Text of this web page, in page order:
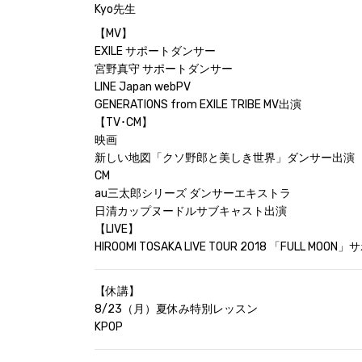
Kyo先生
【MV】
EXILE サポートダンサー
宮野真守 サポートダンサー
LINE Japan webPV
GENERATIONS from EXILE TRIBE MV出演
【TV･CM】
映画
新しい地図「クソ野郎と美しき世界」ダンサー出演
CM
au三太郎シリーズ ダンサーエキストラ
日清カップヌードルサブキャスト出演
【LIVE】
HIROOMI TOSAKA LIVE TOUR 2018 「FULL MOON」
【休講】
8/23（月）夏休み特別レッスン
KPOP